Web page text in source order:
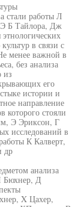
стали работы Л
Б Тайлора, Дж
в связи с
менее важной в
без анализа
из
его
истории и
направление
которого стояли
Э Эриксон, Г
исследований в
К Калверт,
др
анализа
Бюхнер, Д
X Цахер,